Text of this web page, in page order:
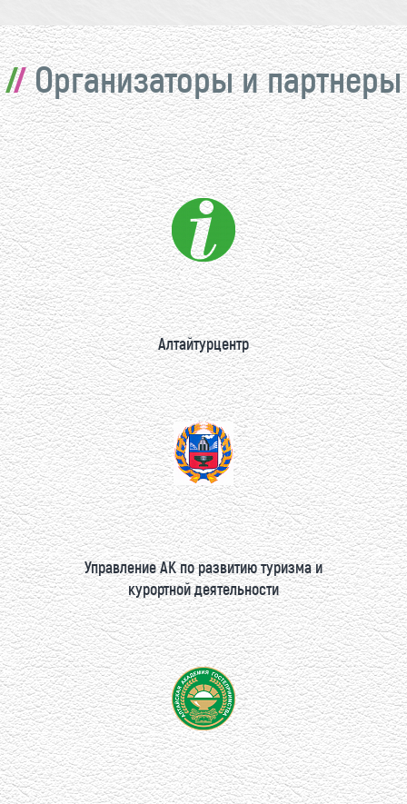
Организаторы и партнеры
Алтайтурцентр
Управление АК по развитию туризма и
курортной деятельности